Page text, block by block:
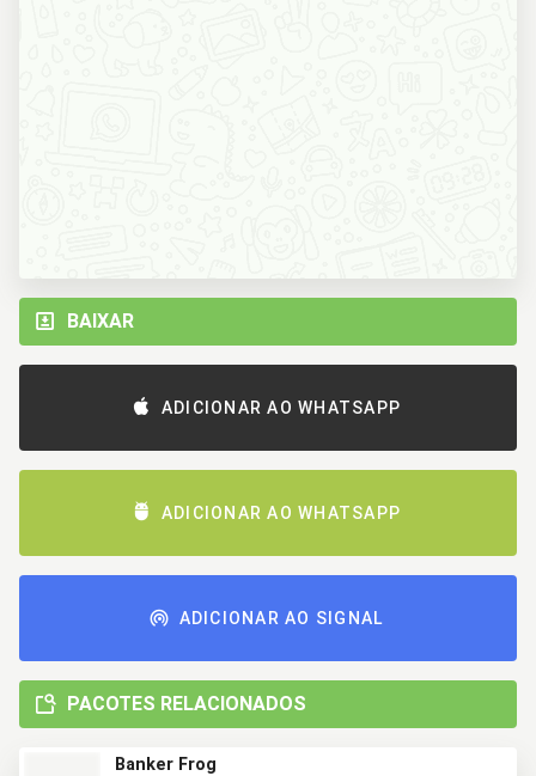
BAIXAR
ADICIONAR AO WHATSAPP
ADICIONAR AO WHATSAPP
ADICIONAR AO SIGNAL
PACOTES RELACIONADOS
Banker Frog